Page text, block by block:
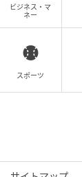
ビジネス・マ
ネー
スポーツ